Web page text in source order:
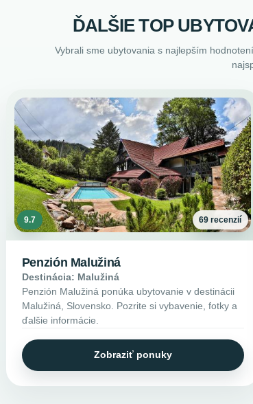
ĎALŠIE TOP
Vybrali sme ubytovania s najlepším
9.7 69 recenzií
Penzión Malužiná
Destinácia: Malužiná
Penzión Malužiná ponúka ubytovanie v destinácii
Malužiná, Slovensko. Pozrite si vybavenie, fotky a
ďalšie informácie.
Zobraziť ponuky